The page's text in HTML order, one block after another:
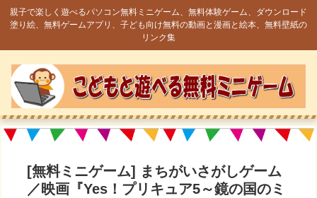
親子で楽しく遊べるパソコン無料ミニゲーム、無料体験ゲーム、ダウンロード
塗り絵、無料ゲームアプリ、子ども向け無料の動画と漫画と絵本、無料壁紙の
リンク集
[無料ミニゲーム] まちがいさがしゲーム
／映画『Yes！プリキュア5～鏡の国のミ